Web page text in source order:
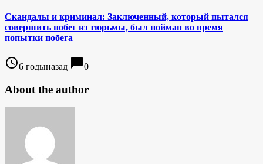
Скандалы и криминал: Заключенный, который пытался
совершить побег из тюрьмы, был пойман во время
попытки побега
access_time6 годыназад chat_bubble0
About the author